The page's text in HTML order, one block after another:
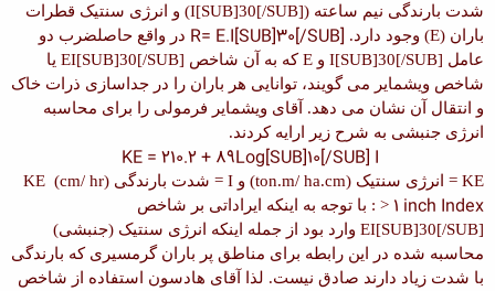
شدت بارندگی نیم ساعته (I[SUB]30[/SUB])
و انرژی سنتیک قطرات
باران (E) وجود دارد. R= E.I[SUB]30[/SUB] در واقع حاصلضرب دو
عامل I[SUB]30[/SUB] و Eکه به آن شاخص EI[SUB]30[/SUB] یا
شاخص ویشمایر می گویند، توانایی هر باران را در جداسازی ذرات خاک
و انتقال آن نشان می دهد. آقای ویشمایر فرمولی را برای محاسبه
انرژی جنبشی به شرح زیر ارایه کردند.
KE = 210.2 + 89Log[SUB]10[/SUB] I
KE = انرژی سنتیک (ton.m/ ha.cm) و I = شدت بارندگی (cm/ hr)
KE
> 1 inch Index
: با توجه به اینکه ایراداتی بر شاخص
EI[SUB]30[/SUB] وارد بود از جمله اینکه انرژی سنتیک (جنبشی)
محاسبه شده در این رابطه برای مناطق پر باران گرمسیری که بارندگی
با شدت زیاد دارند صادق نیست. لذا آقای هادسون استفاده از شاخص